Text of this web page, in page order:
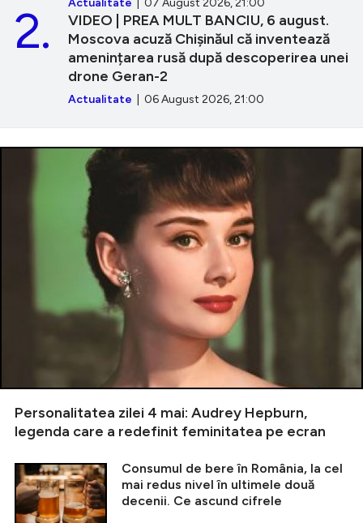
Actualitate | 07 August 2026, 21:00
VIDEO | PREA MULT BANCIU, 6 august.
Moscova acuză Chișinăul că inventează
amenințarea rusă după descoperirea unei
drone Geran-2
Actualitate | 06 August 2026, 21:00
2.
Personalitatea zilei 4 mai: Audrey Hepburn,
legenda care a redefinit feminitatea pe ecran
Consumul de bere în România, la cel
mai redus nivel în ultimele două
decenii. Ce ascund cifrele